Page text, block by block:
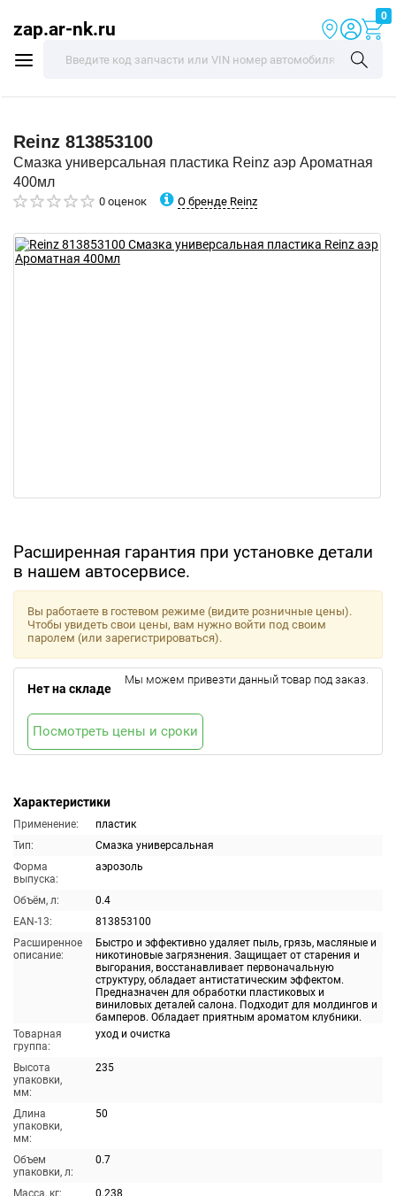
zap.ar-nk.ru
0
Reinz 813853100
Смазка универсальная пластика Reinz аэр Ароматная
400мл
0 оценок О бренде Reinz
Расширенная гарантия при установке детали
в нашем автосервисе.
Характеристики
Применение:
пластик
Тип:
Смазка универсальная
Форма
выпуска:
аэрозоль
Объём, л:
0.4
EAN-13:
813853100
Расширенное
описание:
Быстро и эффективно удаляет пыль, грязь, масляные и
никотиновые загрязнения. Защищает от старения и
выгорания, восстанавливает первоначальную
структуру, обладает антистатическим эффектом.
Предназначен для обработки пластиковых и
виниловых деталей салона. Подходит для молдингов и
бамперов. Обладает приятным ароматом клубники.
Товарная
группа:
уход и очистка
Высота
упаковки,
мм:
235
Длина
упаковки,
мм:
50
Объем
упаковки, л:
0.7
Масса, кг:
0.238
Вы работаете в гостевом режиме (видите розничные цены).
Чтобы увидеть свои цены, вам нужно войти под своим
паролем (или зарегистрироваться).
Нет на складе
Мы можем привезти данный товар под заказ.
Посмотреть цены и сроки